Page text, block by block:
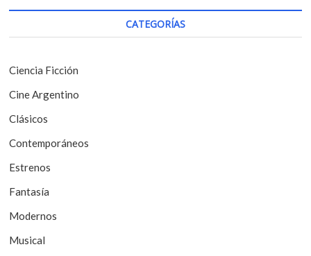
i
ó
n
e
e
n
t
r
a
d
s
:
CATEGORÍAS
Ciencia Ficción
Cine Argentino
Clásicos
Contemporáneos
Estrenos
Fantasía
Modernos
Musical